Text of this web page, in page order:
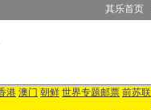
其乐首页
港 澳门 朝鲜 世界专题邮票 前苏联